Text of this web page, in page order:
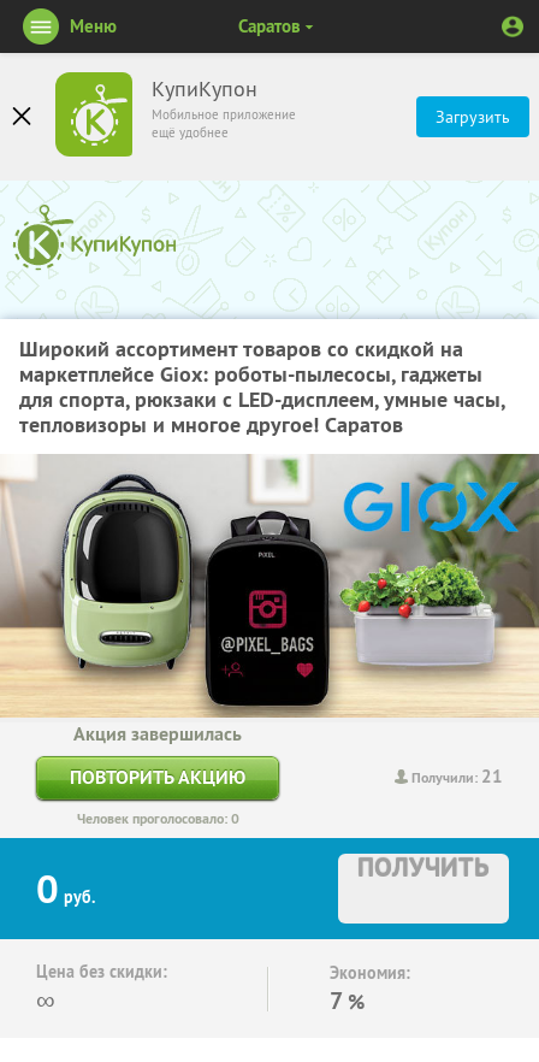
КупиКупон
Мобильное приложение
ещё удобнее
Загрузить
Меню Саратов
Широкий ассортимент товаров со скидкой на
маркетплейсе Giox: роботы-пылесосы, гаджеты
для спорта, рюкзаки с LED-дисплеем, умные часы,
тепловизоры и многое другое! Саратов
Получили: 21
Акция завершилась
ПОВТОРИТЬ АКЦИЮ
Человек проголосовало: 0
0 руб.
ПОЛУЧИТЬ
Цена без скидки:
∞
Экономия:
7 %